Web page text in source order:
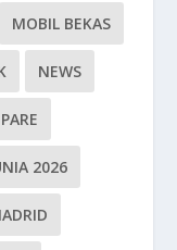
MOBIL BEKAS
NEWS
PARE
2026